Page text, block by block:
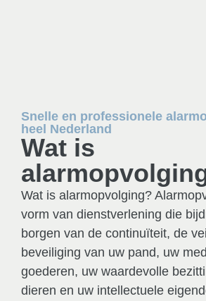
Snelle en professionele
heel Nederland
Wat is
Wat is alarmopvolging?
vorm van dienstverlening die
borgen van de continuïteit, de
beveiliging van uw pand, uw
goederen, uw waardevolle
dieren en uw intellectuele